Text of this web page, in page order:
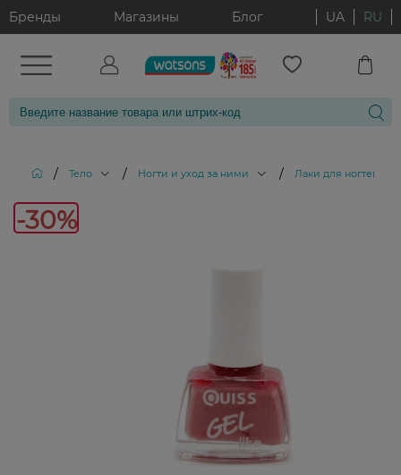
Бренды Магазины Блог UA RU
/ Тело / Ногти и уход за ними / Лаки для ногтей
-30%